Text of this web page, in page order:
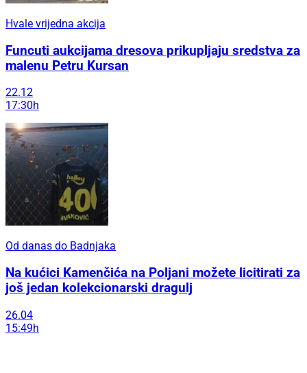
Hvale vrijedna akcija
Funcuti aukcijama dresova prikupljaju sredstva za
malenu Petru Kursan
22.12
17:30h
Od danas do Badnjaka
Na kućici Kamenčića na Poljani možete licitirati za
još jedan kolekcionarski dragulj
26.04
15:49h